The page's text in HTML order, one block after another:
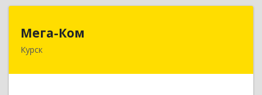
Мега-Ком
Курск
305001, Курская обл, Курск г, Красной Армии ул,